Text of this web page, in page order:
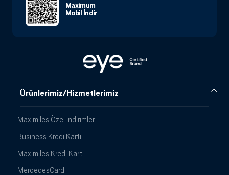
Ürünlerimiz/Hizmetlerimiz
Maximiles Özel İndirimler
Business Kredi Kartı
Maximiles Kredi Kartı
MercedesCard
Maximum
Mobil İndir